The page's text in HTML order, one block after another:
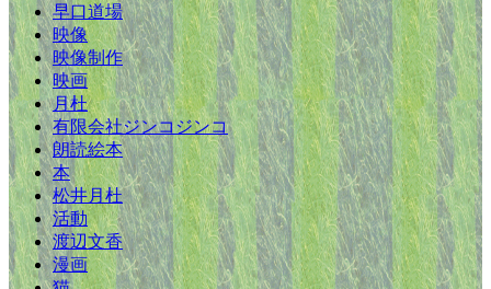
早口道場
映像
映像制作
映画
月杜
有限会社ジンコジンコ
朗読絵本
本
松井月杜
活動
渡辺文香
漫画